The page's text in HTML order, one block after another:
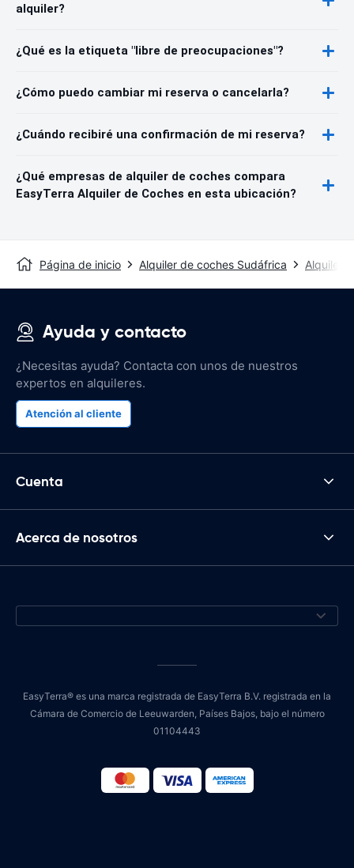
alquiler?
¿Qué es la etiqueta "libre de preocupaciones"?
¿Cómo puedo cambiar mi reserva o cancelarla?
¿Cuándo recibiré una confirmación de mi reserva?
¿Qué empresas de alquiler de coches compara
EasyTerra Alquiler de Coches en esta ubicación?
Página de inicio Alquiler de coches Sudáfrica Alquiler
Ayuda y contacto
¿Necesitas ayuda? Contacta con unos de nuestros
expertos en alquileres.
Atención al cliente
Cuenta
Acerca de nosotros
EasyTerra® es una marca registrada de EasyTerra B.V. registrada en la
Cámara de Comercio de Leeuwarden, Países Bajos, bajo el número
01104443